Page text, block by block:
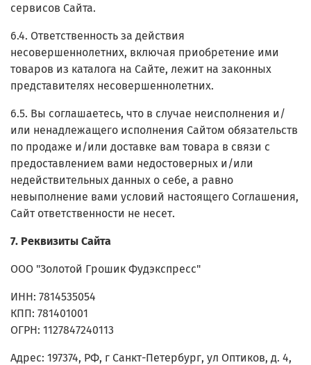
сервисов Сайта.
6.4. Ответственность за действия
несовершеннолетних, включая приобретение ими
товаров из каталога на Сайте, лежит на законных
представителях несовершеннолетних.
6.5. Вы соглашаетесь, что в случае неисполнения и/
или ненадлежащего исполнения Сайтом обязательств
по продаже и/или доставке вам товара в связи с
предоставлением вами недостоверных и/или
недействительных данных о себе, а равно
невыполнение вами условий настоящего Соглашения,
Сайт ответственности не несет.
7. Реквизиты Сайта
ООО "Золотой Грошик Фудэкспресс"
ИНН: 7814535054
КПП: 781401001
ОГРН: 1127847240113
Адрес: 197374, РФ, г Санкт-Петербург, ул Оптиков, д. 4,